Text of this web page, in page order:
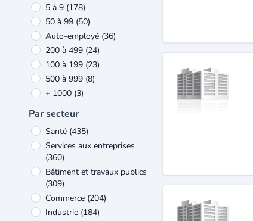
5 à 9 (178)
50 à 99 (50)
Auto-employé (36)
200 à 499 (24)
100 à 199 (23)
500 à 999 (8)
+ 1000 (3)
Par secteur
Santé (435)
Services aux entreprises
(360)
Bâtiment et travaux publics
(309)
Commerce (204)
Industrie (184)